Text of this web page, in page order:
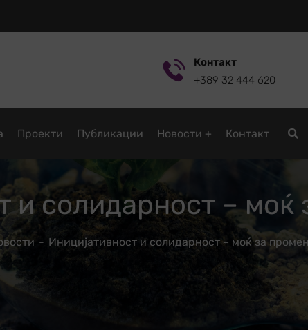
Контакт
+389 32 444 620
Проекти Публикации Новости Контакт
и солидарност – моќ
Иницијативност и солидарност – моќ за